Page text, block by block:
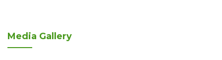
Media Gallery